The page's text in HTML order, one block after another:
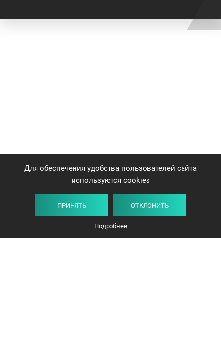
Для обеспечения удобства пользователей сайта
используются cookies
ПРИНЯТЬ ОТКЛОНИТЬ
Подробнее